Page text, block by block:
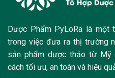
Dược Phẩm PyLoRa là một
trong việc đưa ra thị trường
sản phẩm dược thảo từ
cách tối ưu, an toàn và hiệu